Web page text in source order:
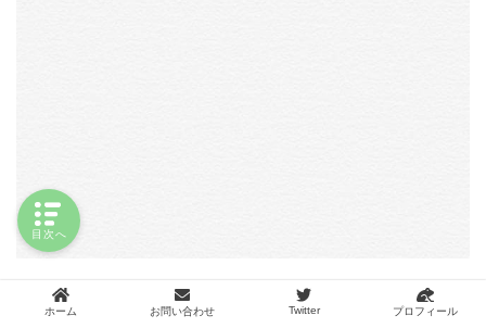
ホーム お問い合わせ Twitter プロフィール
目次へ